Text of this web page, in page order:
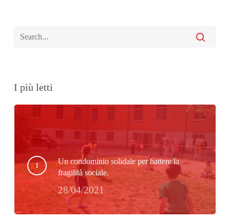
I più letti
Un condominio solidale per battere la
fragilità sociale.
28/04/2021